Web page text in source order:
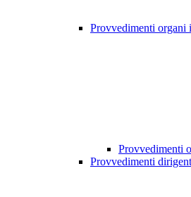
Provvedimenti
Provvedimenti
Provvedimenti